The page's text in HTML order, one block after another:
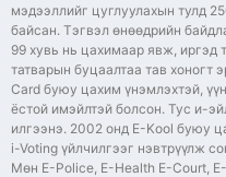
мэдээллийг цуглуулахын тулд
байсан. Тэгвэл өнөөдрийн
99 хувь нь цахимаар явж, иргэд
татварын буцаалтаа тав хоногт
Card буюу цахим үнэмлэхтэй,
ёстой имэйлтэй болсон. Тус и-
илгээнэ. 2002 онд E-Kool буюу
i-Voting үйлчилгээг нэвтрүүлж
Мөн E-Police, E-Health E-Court,